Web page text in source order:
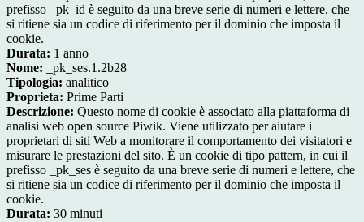
prefisso _pk_id è seguito da una breve serie di numeri e lettere, che
si ritiene sia un codice di riferimento per il dominio che imposta il
cookie.
Durata: 1 anno
Nome: _pk_ses.1.2b28
Tipologia: analitico
Proprieta: Prime Parti
Descrizione: Questo nome di cookie è associato alla piattaforma di
analisi web open source Piwik. Viene utilizzato per aiutare i
proprietari di siti Web a monitorare il comportamento dei visitatori e
misurare le prestazioni del sito. È un cookie di tipo pattern, in cui il
prefisso _pk_ses è seguito da una breve serie di numeri e lettere, che
si ritiene sia un codice di riferimento per il dominio che imposta il
cookie.
Durata: 30 minuti